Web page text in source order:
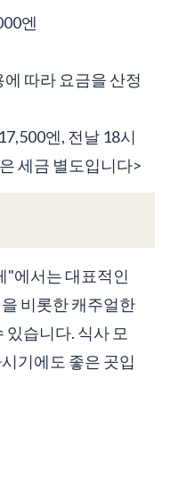
엔
따라 요금을 산정
엔, 전날 18시
세금 별도입니다>
"에서는 대표적인
비롯한 캐주얼한
있습니다. 식사 모
기에도 좋은 곳입